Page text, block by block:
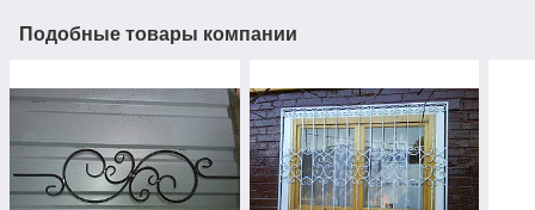
Подобные товары компании